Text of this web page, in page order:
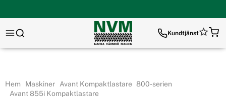
Kundtjänst
Hem Maskiner Avant Kompaktlastare 800-serien
Avant 855i Kompaktlastare